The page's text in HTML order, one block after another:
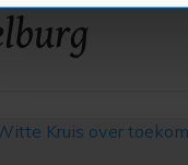
werkt onze
bekijken